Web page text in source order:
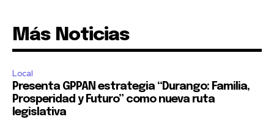
Más Noticias
Local
Presenta GPPAN estrategia “Durango: Familia,
Prosperidad y Futuro” como nueva ruta
legislativa